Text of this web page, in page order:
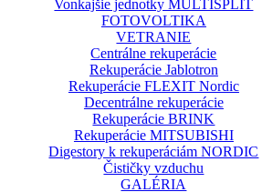
Vonkajšie jednotky MULTISPLIT
FOTOVOLTIKA
VETRANIE
Centrálne rekuperácie
Rekuperácie Jablotron
Rekuperácie FLEXIT Nordic
Decentrálne rekuperácie
Rekuperácie BRINK
Rekuperácie MITSUBISHI
Digestory k rekuperáciám NORDIC
Čističky vzduchu
GALÉRIA